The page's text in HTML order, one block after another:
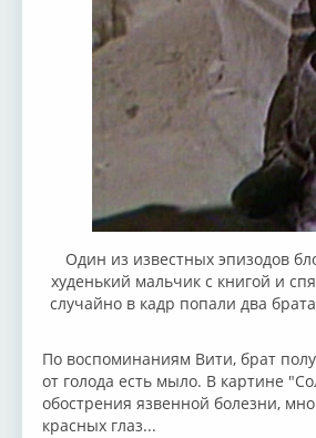
Один из известных эпизодов
худенький мальчик с книгой и
случайно в кадр попали два
По воспоминаниям Вити, брат
от голода есть мыло. В картине
обострения язвенной болезни,
красных глаз...